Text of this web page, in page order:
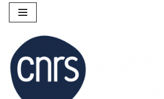
au
contenu